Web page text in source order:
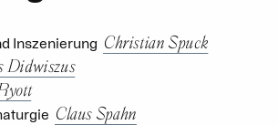
Inszenierung Christian Spuck
Didwiszus
Claus Spahn